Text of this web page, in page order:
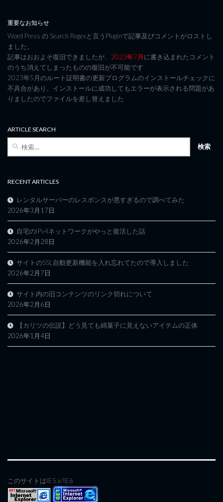
重要なお知らせ
Word Press の Search Regexと言うPluginで記事及びコメントがロストし
ました。
記事はおおよそ復旧できましたが、 2023年7月に書き込まれたコメント
のうち消えてしまったものの復旧が不可能です
2023年5月のルート証明書の更新プログラムのインストールチェックに
不具合があり、インストールに成功してもエラーが表示される問題があ
りましたのでファイルを差し替えました
ARTICLE SEARCH
RECENT ARTICLES
レンタルサーバーのレスポンスが悪すぎるので調べてみた
2026年3月17日
自宅のIPv4ネットワークがやっと復活した話
2026年2月28日
サイトのSSL自動更新機能を入れ忘れてたので導入しました
2026年2月7日
サイト内の旧コンテンツのリンク切れについて
2026年2月6日
【カリツの伝説】どう見ても綿菓子に見えないアイテムの正体
2026年1月4日
このサイトはIE5.x/IE6